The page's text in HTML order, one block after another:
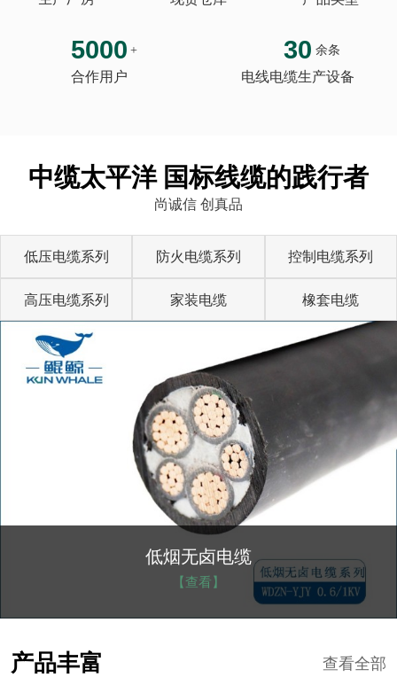
5000 +
合作用户
30 余条
电线电缆生产设备
中缆太平洋 国标线缆的践行者
尚诚信 创真品
低压电缆系列 防火电缆系列 控制电缆系列
高压电缆系列 家装电缆 橡套电缆
低烟无卤电缆
【查看】
查看全部
产品丰富